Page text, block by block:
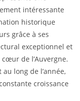
intéressante
historique
grâce à ses
exceptionnel et
de l’Auvergne.
long de l’année,
croissance